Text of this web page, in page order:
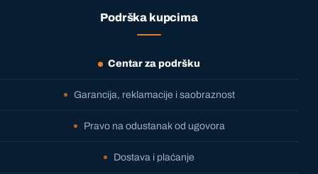
Podrška kupcima
Centar za podršku
Garancija, reklamacije i saobraznost
Pravo na odustanak od ugovora
Dostava i plaćanje